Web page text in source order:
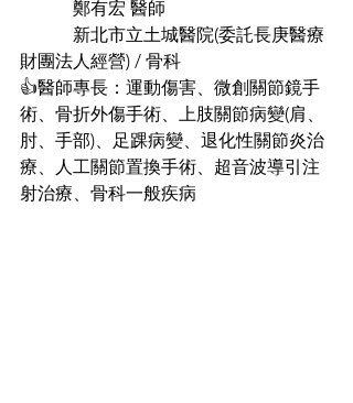
鄭有宏 醫師
新北市立土城醫院(委託長庚醫療
財團法人經營) / 骨科
👍醫師專長：運動傷害、微創關節鏡手
術、骨折外傷手術、上肢關節病變(肩、
肘、手部)、足踝病變、退化性關節炎治
療、人工關節置換手術、超音波導引注
射治療、骨科一般疾病